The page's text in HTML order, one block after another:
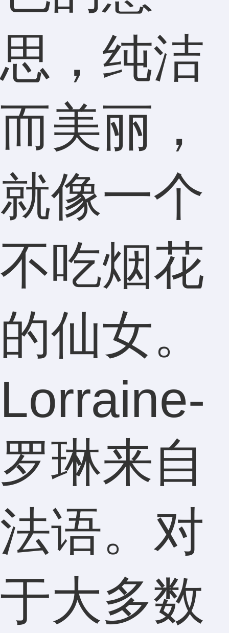
思，纯洁
而美丽，
就像一个
不吃烟花
的仙女。
Lorraine-
罗琳来自
法语。对
于大多数